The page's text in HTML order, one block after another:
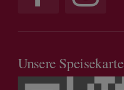
Unsere Speisekarte